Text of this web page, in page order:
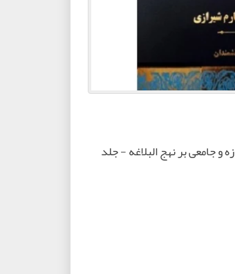
و جامعی بر نهج البلاغه - جلد